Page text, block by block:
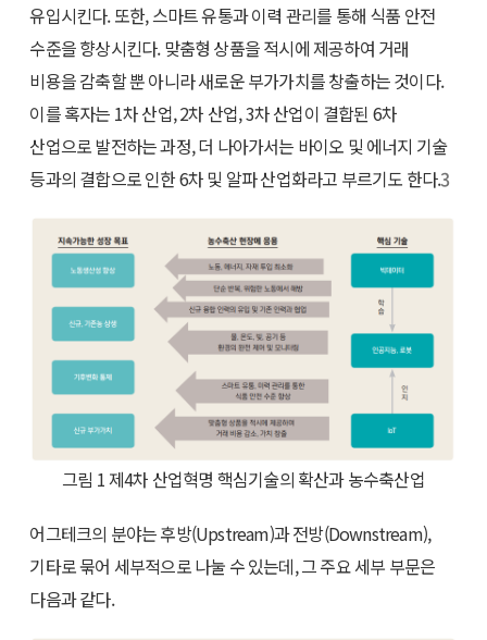
유입시킨다. 또한, 스마트 유통과 이력 관리를 통해 식품 안전
수준을 향상시킨다. 맞춤형 상품을 적시에 제공하여 거래
비용을 감축할 뿐 아니라 새로운 부가가치를 창출하는 것이다.
이를 혹자는 1차 산업, 2차 산업, 3차 산업이 결합된 6차
산업으로 발전하는 과정, 더 나아가서는 바이오 및 에너지 기술
등과의 결합으로 인한 6차 및 알파 산업화라고 부르기도 한다.3
그림 1 제4차 산업혁명 핵심기술의 확산과 농수축산업
어그테크의 분야는 후방(Upstream)과 전방(Downstream),
기타로 묶어 세부적으로 나눌 수 있는데, 그 주요 세부 부문은
다음과 같다.